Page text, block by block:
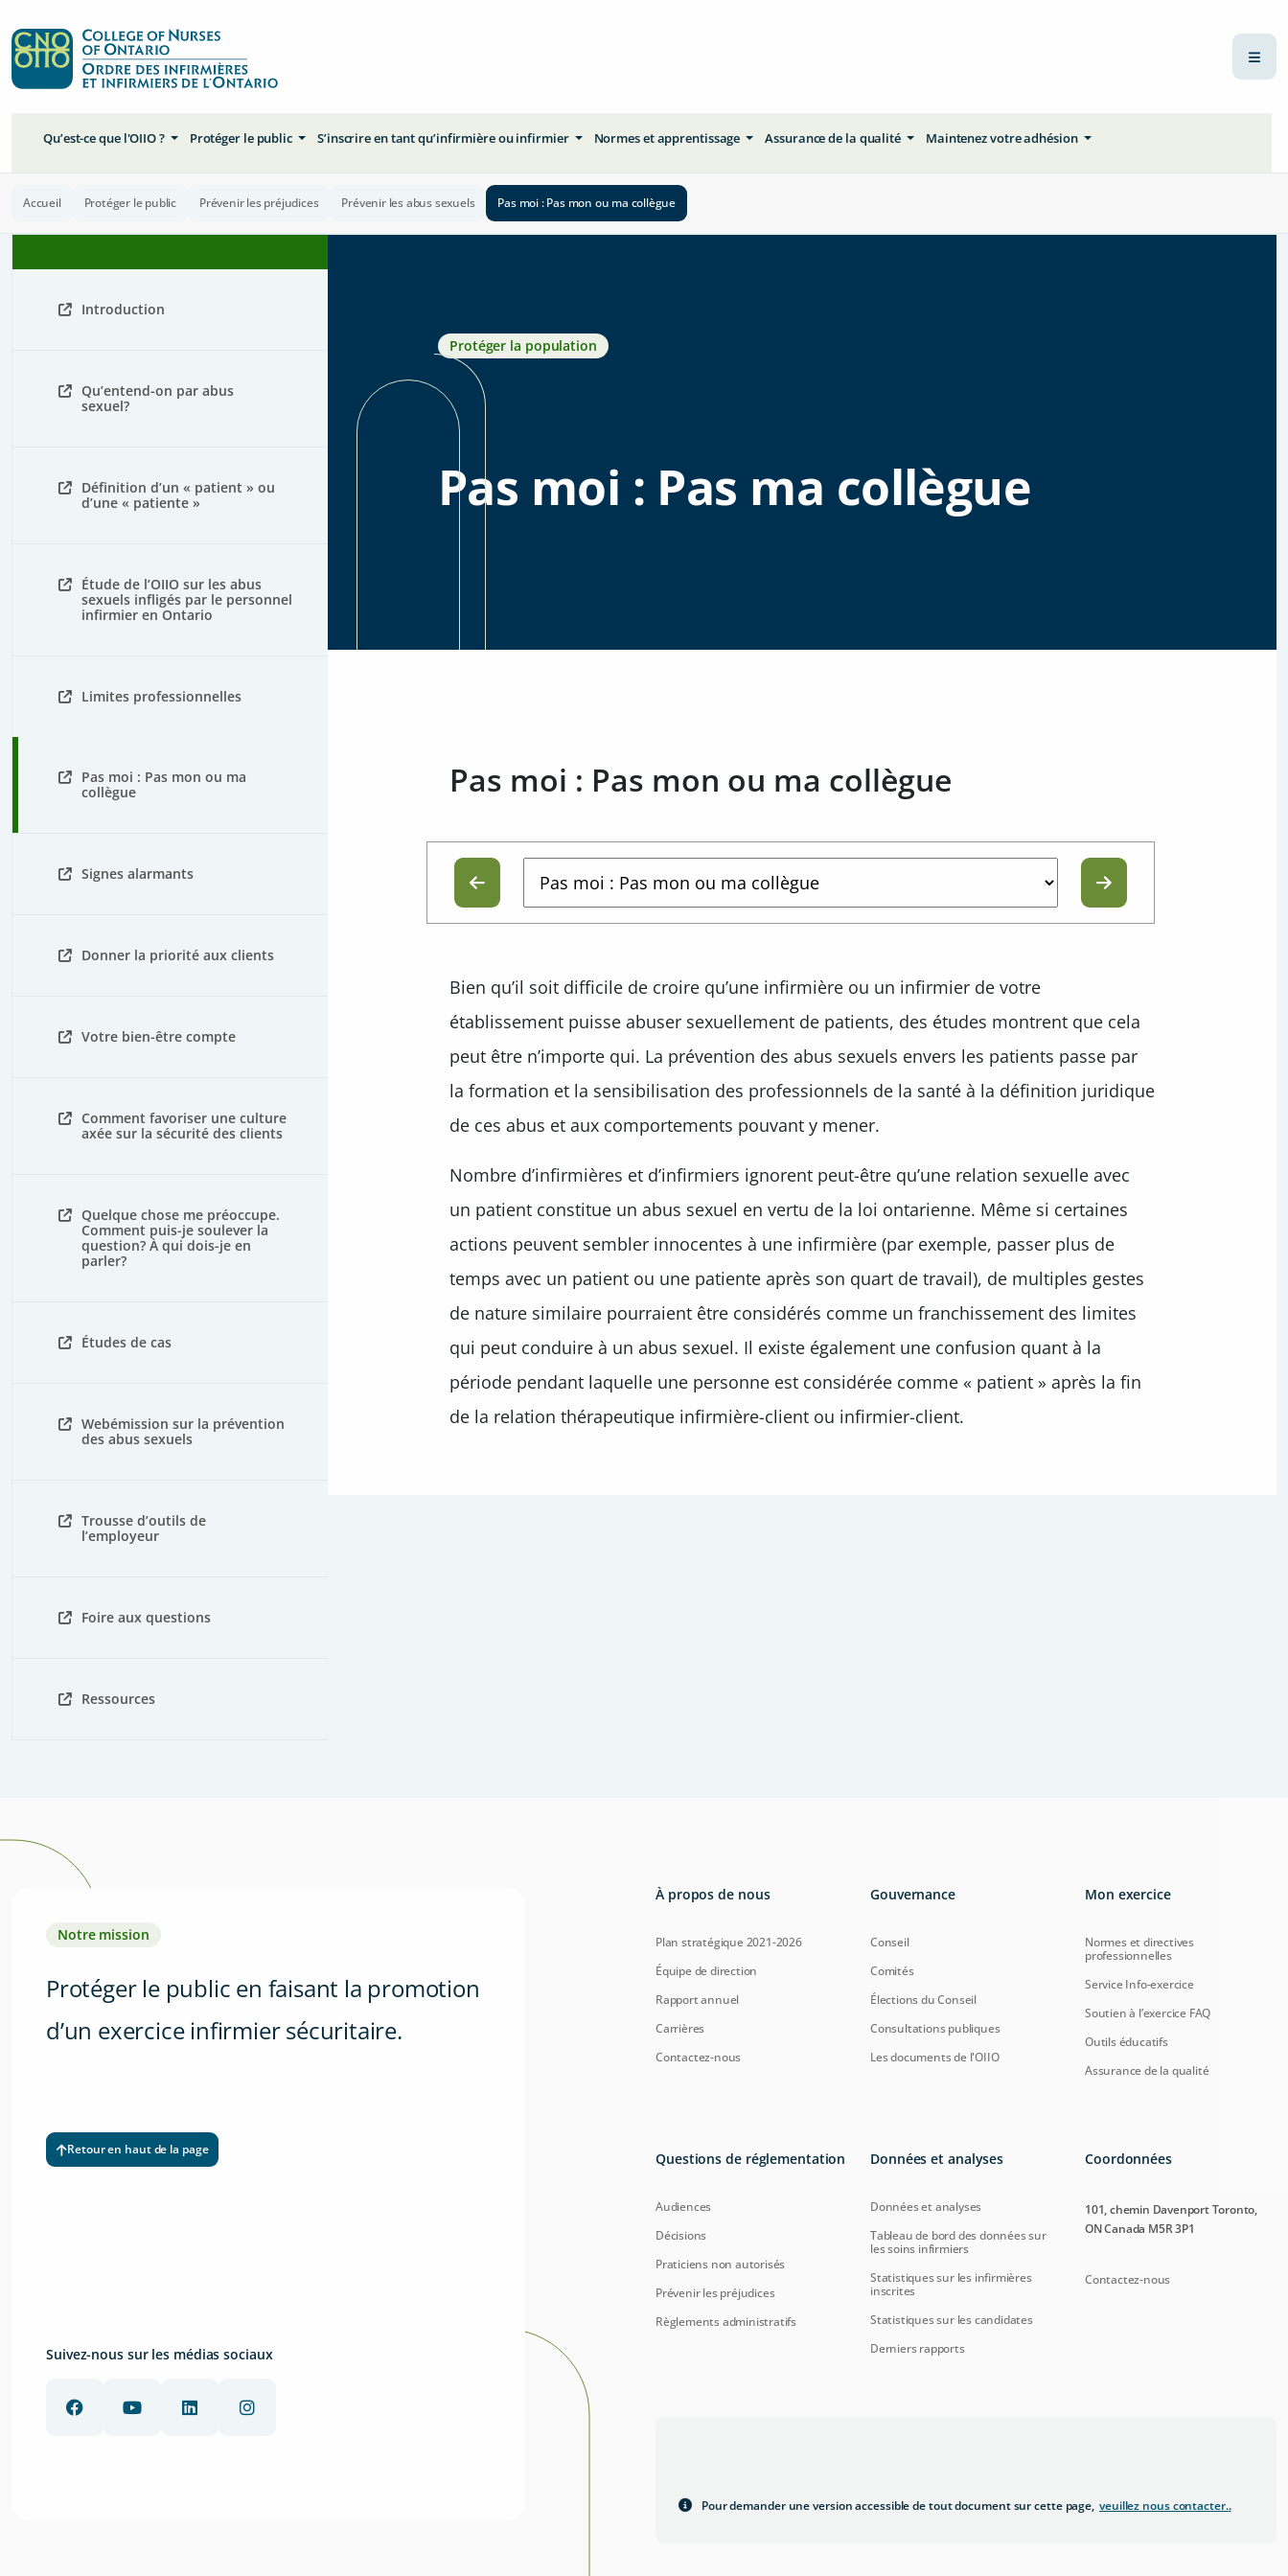
Qu’est-ce que l'OIIO ? Protéger le public S’inscrire en tant qu’infirmière ou infirmier Normes et apprentissage Assurance de la qualité Maintenez votre adhésion
Accueil Protéger le public Prévenir les préjudices Prévenir les abus sexuels Pas moi : Pas mon ou ma collègue
Introduction
Qu’entend-on par abus
sexuel?
Définition d’un « patient » ou
d’une « patiente »
Étude de l’OIIO sur les abus
sexuels infligés par le personnel
infirmier en Ontario
Limites professionnelles
Pas moi : Pas mon ou ma
collègue
Signes alarmants
Donner la priorité aux clients
Votre bien-être compte
Comment favoriser une culture
axée sur la sécurité des clients
Quelque chose me préoccupe.
Comment puis-je soulever la
question? À qui dois-je en
parler?
Études de cas
Webémission sur la prévention
des abus sexuels
Trousse d’outils de
l’employeur
Foire aux questions
Ressources
Protéger la population
Pas moi : Pas ma collègue
Pas moi : Pas mon ou ma collègue
Bien qu’il soit difficile de croire qu’une infirmière ou un infirmier de votre
établissement puisse abuser sexuellement de patients, des études montrent que cela
peut être n’importe qui. La prévention des abus sexuels envers les patients passe par
la formation et la sensibilisation des professionnels de la santé à la définition juridique
de ces abus et aux comportements pouvant y mener.
Nombre d’infirmières et d’infirmiers ignorent peut-être qu’une relation sexuelle avec
un patient constitue un abus sexuel en vertu de la loi ontarienne. Même si certaines
actions peuvent sembler innocentes à une infirmière (par exemple, passer plus de
temps avec un patient ou une patiente après son quart de travail), de multiples gestes
de nature similaire pourraient être considérés comme un franchissement des limites
qui peut conduire à un abus sexuel. Il existe également une confusion quant à la
période pendant laquelle une personne est considérée comme « patient » après la fin
de la relation thérapeutique infirmière-client ou infirmier-client.
Notre mission
Protéger le public en faisant la promotion
d’un exercice infirmier sécuritaire.
Retour en haut de la page
Suivez-nous sur les médias sociaux
À propos de nous
Plan stratégique 2021-2026
Équipe de direction
Rapport annuel
Carrières
Contactez-nous
Gouvernance
Conseil
Comités
Élections du Conseil
Consultations publiques
Les documents de l'OIIO
Mon exercice
Normes et directives
professionnelles
Service Info-exercice
Soutien à l’exercice FAQ
Outils éducatifs
Assurance de la qualité
Questions de réglementation
Audiences
Décisions
Praticiens non autorisés
Prévenir les préjudices
Règlements administratifs
Données et analyses
Données et analyses
Tableau de bord des données sur
les soins infirmiers
Statistiques sur les infirmières
inscrites
Statistiques sur les candidates
Derniers rapports
Coordonnées
101, chemin Davenport Toronto,
ON Canada M5R 3P1
Contactez-nous
Pour demander une version accessible de tout document sur cette page, veuillez nous contacter..